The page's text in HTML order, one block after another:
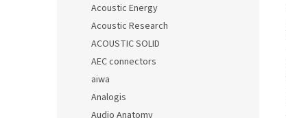
Acoustic Energy
Acoustic Research
ACOUSTIC SOLID
AEC connectors
aiwa
Analogis
Audio Anatomy